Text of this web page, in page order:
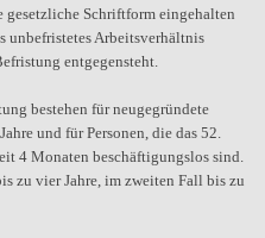
Schriftform eingehalten
unbefristetes Arbeitsverhältnis
entgegensteht.
bestehen für neugegründete
und für Personen, die das 52.
4 Monaten beschäftigungslos sind.
zu vier Jahre, im zweiten Fall bis zu